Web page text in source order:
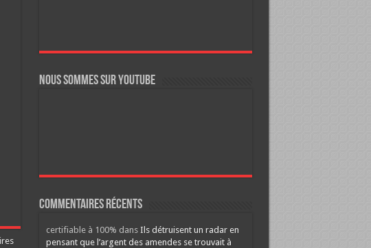
Nous sommes sur YouTube
Commentaires récents
certifiable à 100% dans Ils détruisent un radar en
pensant que l’argent des amendes se trouvait à